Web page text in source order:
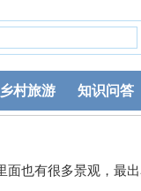
乡村旅游 知识问答